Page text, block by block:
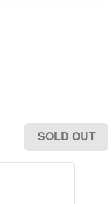
SOLD OUT